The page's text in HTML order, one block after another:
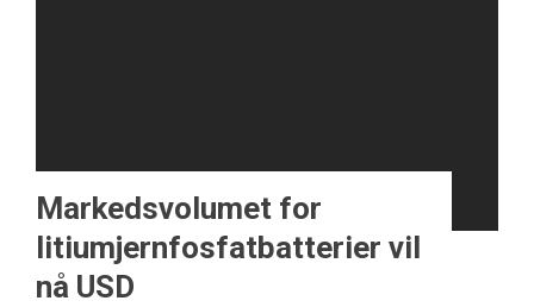
Markedsvolumet for
litiumjernfosfatbatterier vil
nå USD